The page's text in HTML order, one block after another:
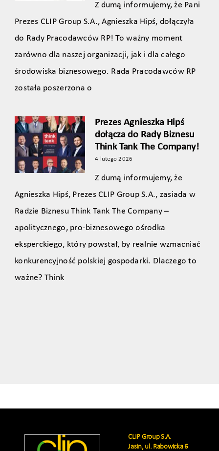
Z dumą informujemy, że Pani
Prezes CLIP Group S.A., Agnieszka Hipś, dołączyła
do Rady Pracodawców RP! To ważny moment
zarówno dla naszej organizacji, jak i dla całego
środowiska biznesowego. Rada Pracodawców RP
została poszerzona o
Prezes Agnieszka Hipś
dołącza do Rady Biznesu
Think Tank The Company!
4 lutego 2026
Z dumą informujemy, że
Agnieszka Hipś, Prezes CLIP Group S.A., zasiada w
Radzie Biznesu Think Tank The Company –
apolitycznego, pro‑biznesowego ośrodka
eksperckiego, który powstał, by realnie wzmacniać
konkurencyjność polskiej gospodarki. Dlaczego to
ważne? Think
CLIP Group S.A.
Jasin, ul. Rabowicka 6